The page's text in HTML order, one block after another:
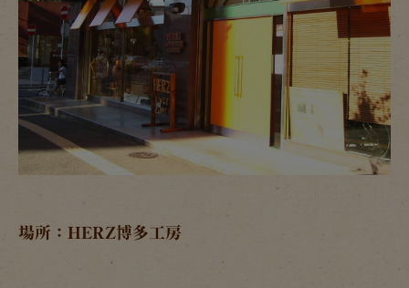
場所：HERZ博多工房